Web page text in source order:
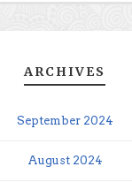
ARCHIVES
September 2024
August 2024